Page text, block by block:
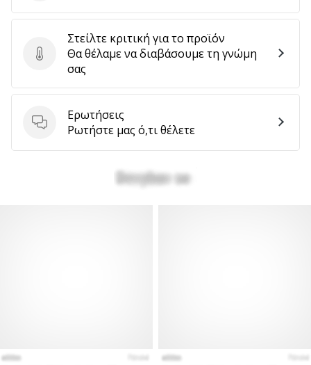
Στείλτε κριτική για το προϊόν
Στείλτε κριτική για το προϊόν
Θα θέλαμε να διαβάσουμε τη γνώμη
σας
Ερωτήσεις
Ερωτήσεις
Ρωτήστε μας ό,τι θέλετε